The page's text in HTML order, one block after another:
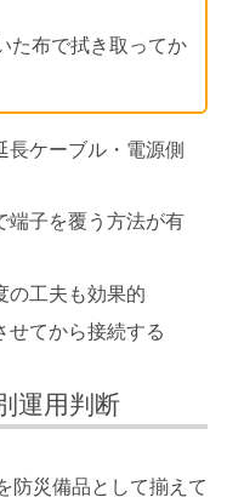
た布で拭き取ってか
長ケーブル・電源側
端子を覆う方法が有
の工夫も効果的
せてから接続する
運用判断
防災備品として揃えて